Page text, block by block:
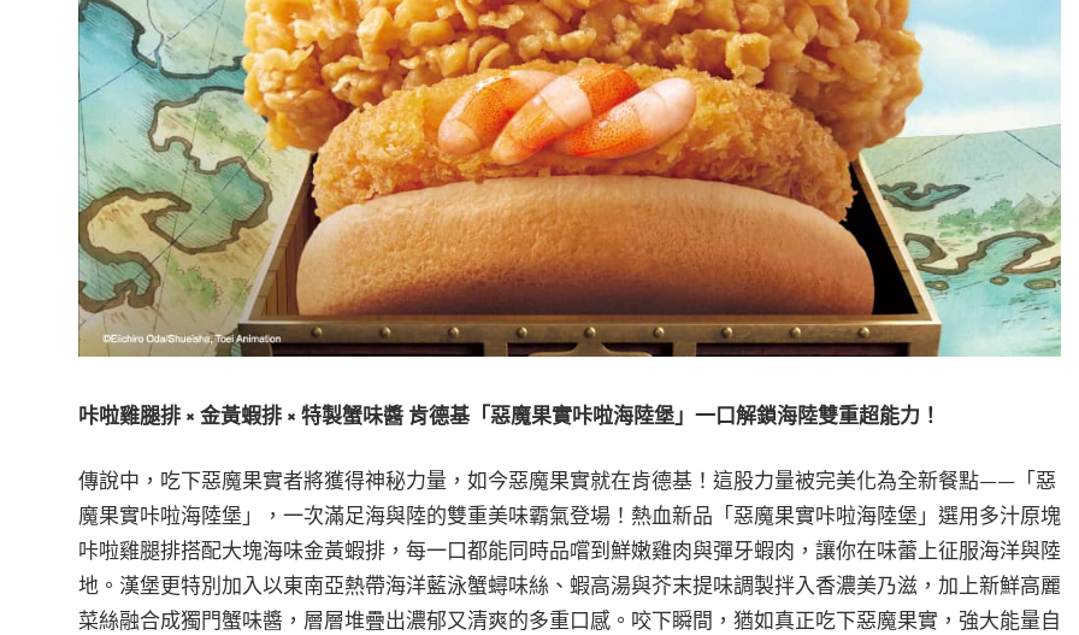
咔啦雞腿排× 金黃蝦排× 特製蟹味醬 肯德基「惡魔果實咔啦海陸堡」一口解鎖海陸雙重超能力！
傳說中，吃下惡魔果實者將獲得神秘力量，如今惡魔果實就在肯德基！這股力量被完美化為全新餐點——「惡
魔果實咔啦海陸堡」，一次滿足海與陸的雙重美味霸氣登場！熱血新品「惡魔果實咔啦海陸堡」選用多汁原塊
咔啦雞腿排搭配大塊海味金黃蝦排，每一口都能同時品嚐到鮮嫩雞肉與彈牙蝦肉，讓你在味蕾上征服海洋與陸
地。漢堡更特別加入以東南亞熱帶海洋藍泳蟹蟳味絲、蝦高湯與芥末提味調製拌入香濃美乃滋，加上新鮮高麗
菜絲融合成獨門蟹味醬，層層堆疊出濃郁又清爽的多重口感。咬下瞬間，猶如真正吃下惡魔果實，強大能量自